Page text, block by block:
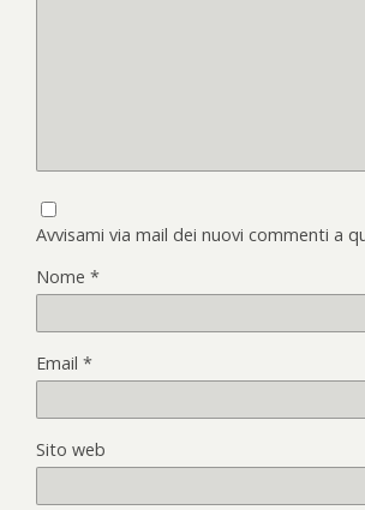
Avvisami via mail dei nuovi commenti a
Nome *
Email *
Sito web